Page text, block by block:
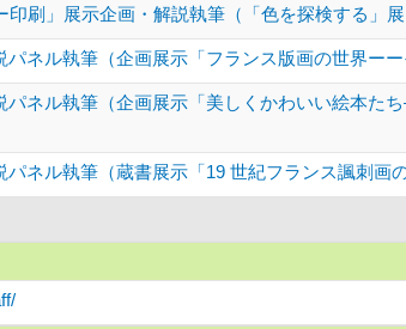
印刷」展示企画・解説執筆（「色を探検する」
パネル執筆（企画展示「フランス版画の世界ー
パネル執筆（企画展示「美しくかわいい絵本
パネル執筆（蔵書展示「19 世紀フランス諷刺画